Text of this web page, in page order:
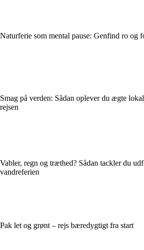
Naturferie som mental pause: Genfind ro og
Smag på verden: Sådan oplever du ægte
rejsen
Vabler, regn og træthed? Sådan tackler du
vandreferien
Pak let og grønt – rejs bæredygtigt fra start